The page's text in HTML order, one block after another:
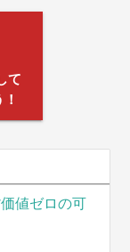
て
値ゼロの可